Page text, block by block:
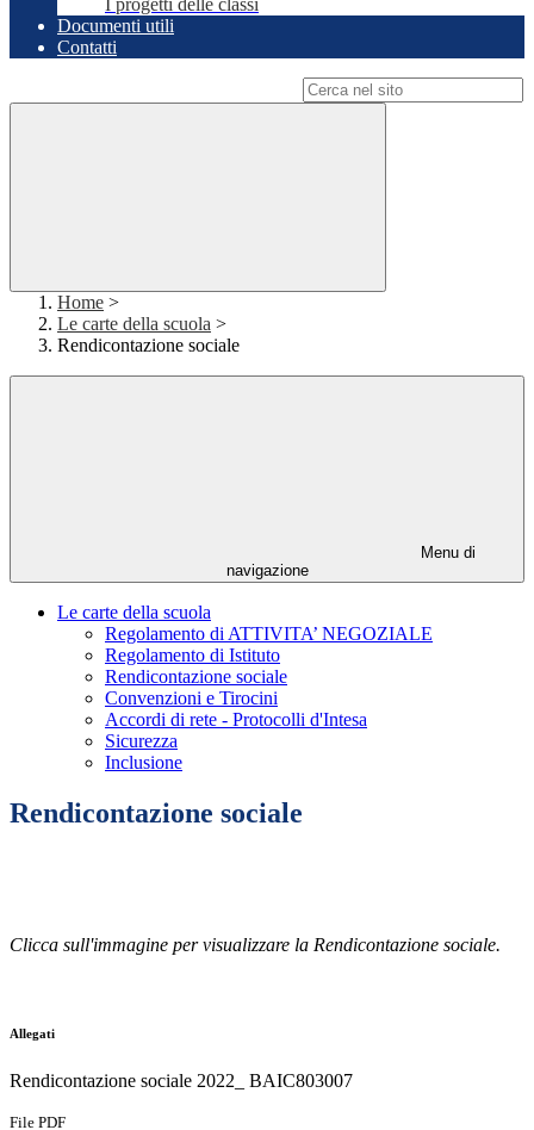
I progetti delle classi
Documenti utili
Contatti
Home >
Le carte della scuola >
Rendicontazione sociale
Menu di
navigazione
Le carte della scuola
Regolamento di ATTIVITA’ NEGOZIALE
Regolamento di Istituto
Rendicontazione sociale
Convenzioni e Tirocini
Accordi di rete - Protocolli d'Intesa
Sicurezza
Inclusione
Rendicontazione sociale
Clicca sull'immagine per visualizzare la Rendicontazione sociale.
Allegati
Rendicontazione sociale 2022_ BAIC803007
File PDF